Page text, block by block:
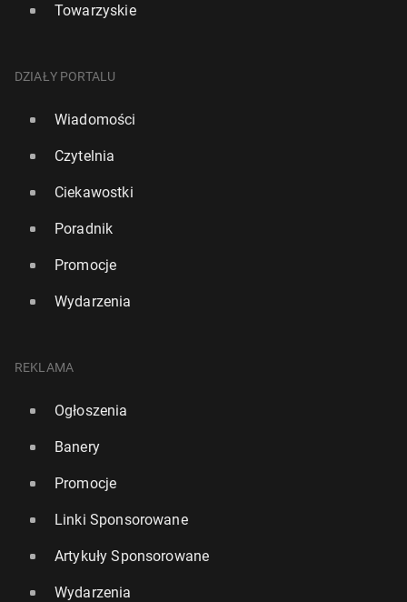
Towarzyskie
DZIAŁY PORTALU
Wiadomości
Czytelnia
Ciekawostki
Poradnik
Promocje
Wydarzenia
REKLAMA
Ogłoszenia
Banery
Promocje
Linki Sponsorowane
Artykuły Sponsorowane
Wydarzenia